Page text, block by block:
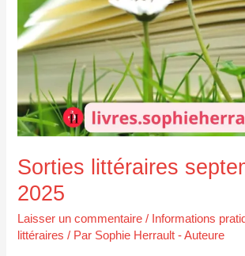
Sorties littéraires
2025
Laisser un commentaire / Informations
littéraires / Par Sophie Herrault - Auteure